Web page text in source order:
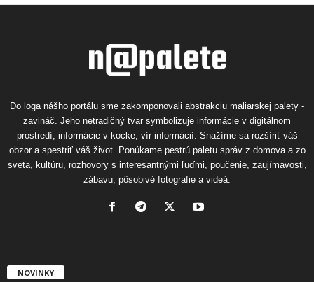
Do loga nášho portálu sme zakomponovali abstrakciu maliarskej palety -
zavináč. Jeho netradičný tvar symbolizuje informácie v digitálnom
prostredí, informácie v kocke, vír informácií. Snažíme sa rozšíriť váš
obzor a spestriť váš život. Ponúkame pestrú paletu správ z domova a zo
sveta, kultúru, rozhovory s interesantnými ľuďmi, poučenie, zaujímavosti,
zábavu, pôsobivé fotografie a videá.
NOVINKY